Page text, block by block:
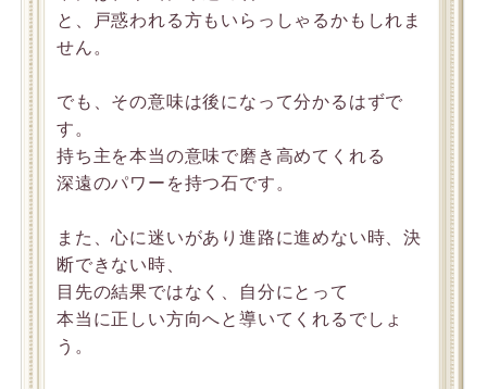
と、戸惑われる方もいらっしゃるかもしれま
せん。
でも、その意味は後になって分かるはずで
す。
持ち主を本当の意味で磨き高めてくれる
深遠のパワーを持つ石です。
また、心に迷いがあり進路に進めない時、決
断できない時、
目先の結果ではなく、自分にとって
本当に正しい方向へと導いてくれるでしょ
う。